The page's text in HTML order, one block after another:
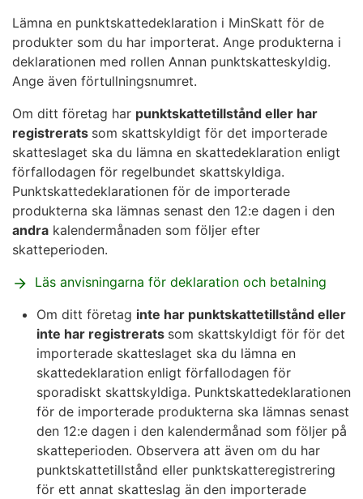
Lämna en punktskattedeklaration i MinSkatt för de
produkter som du har importerat. Ange produkterna i
deklarationen med rollen Annan punktskatteskyldig.
Ange även förtullningsnumret.
Om ditt företag har punktskattetillstånd eller har
registrerats som skattskyldigt för det importerade
skatteslaget ska du lämna en skattedeklaration enligt
förfallodagen för regelbundet skattskyldiga.
Punktskattedeklarationen för de importerade
produkterna ska lämnas senast den 12:e dagen i den
andra kalendermånaden som följer efter
skatteperioden.
Läs anvisningarna för deklaration och betalning
Om ditt företag inte har punktskattetillstånd eller
inte har registrerats som skattskyldigt för för det
importerade skatteslaget ska du lämna en
skattedeklaration enligt förfallodagen för
sporadiskt skattskyldiga. Punktskattedeklarationen
för de importerade produkterna ska lämnas senast
den 12:e dagen i den kalendermånad som följer på
skatteperioden. Observera att även om du har
punktskattetillstånd eller punktskatteregistrering
för ett annat skatteslag än den importerade